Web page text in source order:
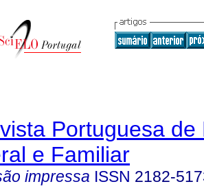
Portuguesa de
e Familiar
impressa ISSN 2182-